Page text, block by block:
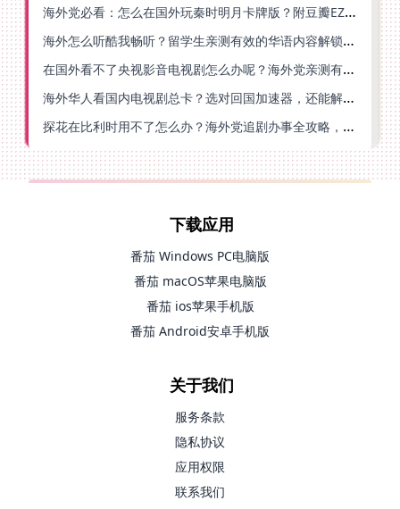
海外党必看：怎么在国外玩秦时明月卡牌版？附豆瓣EZCast地区限制破解法
海外怎么听酷我畅听？留学生亲测有效的华语内容解锁指南
在国外看不了央视影音电视剧怎么办呢？海外党亲测有效的回国加速方案
海外华人看国内电视剧总卡？选对回国加速器，还能解决菲律宾打不开反诈中心的问题
探花在比利时用不了怎么办？海外党追剧办事全攻略，选对加速器就够了
下载应用
番茄 Windows PC电脑版
番茄 macOS苹果电脑版
番茄 ios苹果手机版
番茄 Android安卓手机版
关于我们
服务条款
隐私协议
应用权限
联系我们